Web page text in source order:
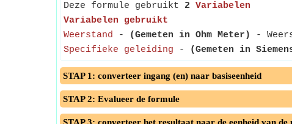
Deze formule gebruikt 2 Variabelen
Variabelen gebruikt
Weerstand - (Gemeten in Ohm Meter)
-
Specifieke geleiding - (Gemeten in
STAP 1: converteer ingang (en) naar basiseenheid
STAP 2: Evalueer de formule